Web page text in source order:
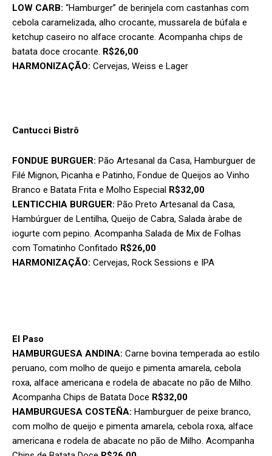
LOW CARB: “Hamburger” de berinjela com castanhas com
cebola caramelizada, alho crocante, mussarela de búfala e
ketchup caseiro no alface crocante. Acompanha chips de
batata doce crocante. R$26,00
HARMONIZAÇÃO: Cervejas, Weiss e Lager
Cantucci Bistrô
FONDUE BURGUER: Pão Artesanal da Casa, Hamburguer de
Filé Mignon, Picanha e Patinho, Fondue de Queijos ao Vinho
Branco e Batata Frita e Molho Especial R$32,00
LENTICCHIA BURGUER: Pão Preto Artesanal da Casa,
Hambúrguer de Lentilha, Queijo de Cabra, Salada àrabe de
iogurte com pepino. Acompanha Salada de Mix de Folhas
com Tomatinho Confitado R$26,00
HARMONIZAÇÃO: Cervejas, Rock Sessions e IPA
El Paso
HAMBURGUESA ANDINA: Carne bovina temperada ao estilo
peruano, com molho de queijo e pimenta amarela, cebola
roxa, alface americana e rodela de abacate no pão de Milho.
Acompanha Chips de Batata Doce R$32,00
HAMBURGUESA COSTEÑA: Hamburguer de peixe branco,
com molho de queijo e pimenta amarela, cebola roxa, alface
americana e rodela de abacate no pão de Milho. Acompanha